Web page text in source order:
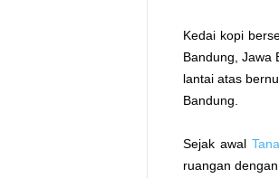
Kedai kopi
Bandung, Jawa
lantai atas
Bandung.
Sejak awal
ruangan